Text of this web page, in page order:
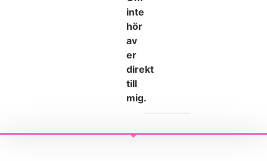
inte
hör
av
er
direkt
till
mig.